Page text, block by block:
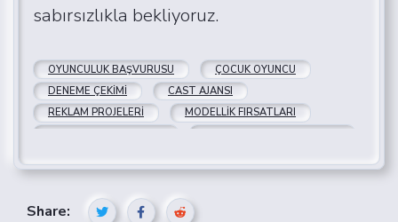
sabırsızlıkla bekliyoruz.
OYUNCULUK BAŞVURUSU
ÇOCUK OYUNCU
DENEME ÇEKIMI
CAST AJANSI
REKLAM PROJELERI
MODELLIK FIRSATLARI
Share: